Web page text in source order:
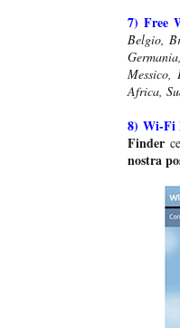
7)Free
Belgio,
Messico,
Africa,
8) Wi-Fi
Finder
nostra